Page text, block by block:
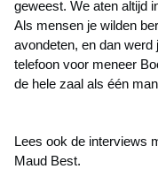
geweest. We aten altijd
Als mensen je wilden
avondeten, en dan
telefoon voor meneer
de hele zaal als één
Lees ook de interviews
Maud Best.